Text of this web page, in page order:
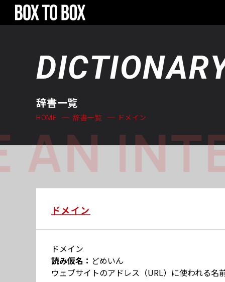
辞書一覧
HOME 辞書一覧 ドメイン
ドメイン
ドメイン
読み仮名： どめいん
ウェブサイトのアドレス（URL）に使われる名